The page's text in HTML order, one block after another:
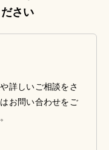
さい
詳しいご相談をさ
お問い合わせをご